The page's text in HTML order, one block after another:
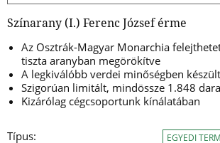
Színarany (I.) Ferenc József érme
Az Osztrák-Magyar Monarchia
tiszta aranyban megörökítve
A legkiválóbb verdei minőségben készült
Szigorúan limitált, mindössze 1.848
Kizárólag cégcsoportunk kínálatában
Típus:
EGYEDI